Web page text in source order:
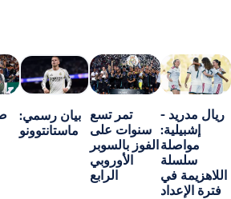
-
تمر تسع
سنوات على
الفوز بالسوبر
الأوروبي
الرابع
بيان رسمي:
ماستانتوونو
صنع التاريخ
معًا